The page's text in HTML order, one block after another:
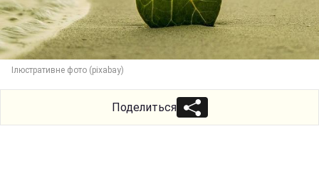
Ілюстративне фото (pixabay)
Поделиться